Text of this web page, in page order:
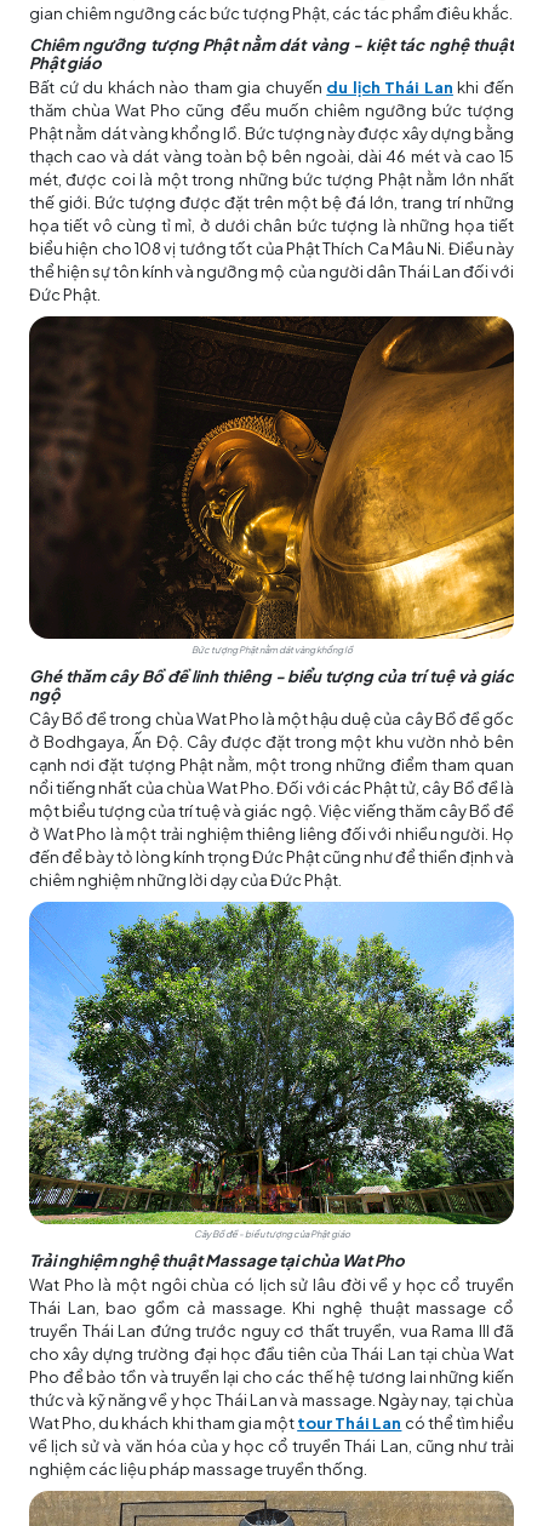
gian chiêm ngưỡng các bức tượng Phật, các tác phẩm điêu khắc.
Chiêm ngưỡng tượng Phật nằm dát vàng - kiệt tác nghệ thuật
Phật giáo
Bất cứ du khách nào tham gia chuyến du lịch Thái Lan khi đến
thăm chùa Wat Pho cũng đều muốn chiêm ngưỡng bức tượng
Phật nằm dát vàng khổng lồ. Bức tượng này được xây dựng bằng
thạch cao và dát vàng toàn bộ bên ngoài, dài 46 mét và cao 15
mét, được coi là một trong những bức tượng Phật nằm lớn nhất
thế giới. Bức tượng được đặt trên một bệ đá lớn, trang trí những
họa tiết vô cùng tỉ mỉ, ở dưới chân bức tượng là những họa tiết
biểu hiện cho 108 vị tướng tốt của Phật Thích Ca Mâu Ni. Điều này
thể hiện sự tôn kính và ngưỡng mộ của người dân Thái Lan đối với
Đức Phật.
Bức tượng Phật nằm dát vàng khổng lồ
Ghé thăm cây Bồ đề linh thiêng - biểu tượng của trí tuệ và giác
ngộ
Cây Bồ đề trong chùa Wat Pho là một hậu duệ của cây Bồ đề gốc
ở Bodhgaya, Ấn Độ. Cây được đặt trong một khu vườn nhỏ bên
cạnh nơi đặt tượng Phật nằm, một trong những điểm tham quan
nổi tiếng nhất của chùa Wat Pho. Đối với các Phật tử, cây Bồ đề là
một biểu tượng của trí tuệ và giác ngộ. Việc viếng thăm cây Bồ đề
ở Wat Pho là một trải nghiệm thiêng liêng đối với nhiều người. Họ
đến để bày tỏ lòng kính trọng Đức Phật cũng như để thiền định và
chiêm nghiệm những lời dạy của Đức Phật.
Cây Bồ đề - biểu tượng của Phật giáo
Trải nghiệm nghệ thuật Massage tại chùa Wat Pho
Wat Pho là một ngôi chùa có lịch sử lâu đời về y học cổ truyền
Thái Lan, bao gồm cả massage. Khi nghệ thuật massage cổ
truyền Thái Lan đứng trước nguy cơ thất truyền, vua Rama III đã
cho xây dựng trường đại học đầu tiên của Thái Lan tại chùa Wat
Pho để bảo tồn và truyền lại cho các thế hệ tương lai những kiến
thức và kỹ năng về y học Thái Lan và massage. Ngày nay, tại chùa
Wat Pho, du khách khi tham gia mộttour Thái Lan có thể tìm hiểu
về lịch sử và văn hóa của y học cổ truyền Thái Lan, cũng như trải
nghiệm các liệu pháp massage truyền thống.